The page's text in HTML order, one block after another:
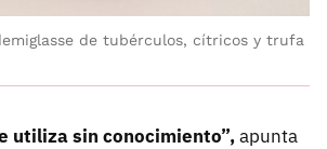
de tubérculos, cítricos y trufa
utiliza sin conocimiento”,apunta